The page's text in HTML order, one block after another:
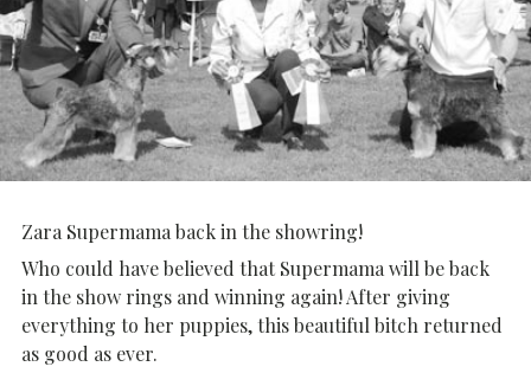
Zara Supermama back in the showring!
Who could have believed that Supermama will be back
in the show rings and winning again! After giving
everything to her puppies, this beautiful bitch returned
as good as ever.